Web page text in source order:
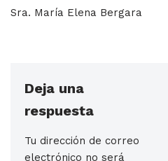
Sra. María Elena Bergara
Deja una
respuesta
Tu dirección de correo
electrónico no será